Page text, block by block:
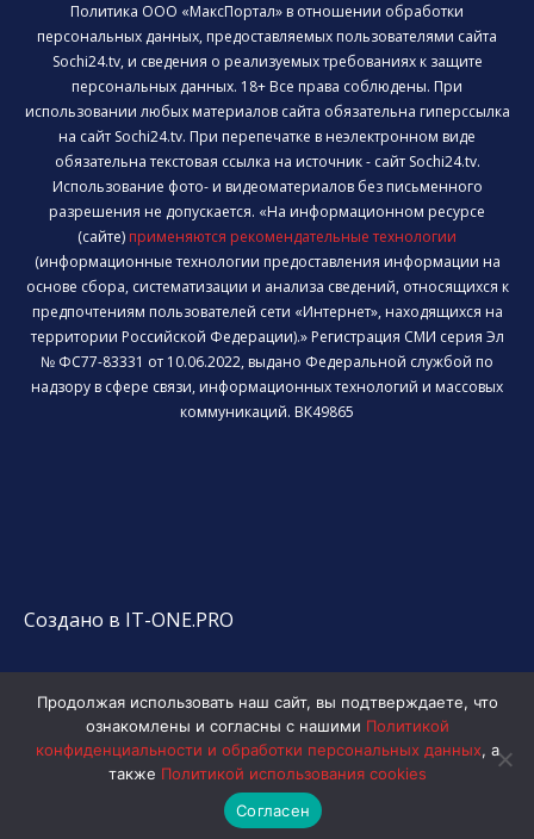
Политика ООО «МаксПортал» в отношении обработки
персональных данных, предоставляемых пользователями сайта
Sochi24.tv, и сведения о реализуемых требованиях к защите
персональных данных. 18+ Все права соблюдены. При
использовании любых материалов сайта обязательна гиперссылка
на сайт Sochi24.tv. При перепечатке в неэлектронном виде
обязательна текстовая ссылка на источник - сайт Sochi24.tv.
Использование фото- и видеоматериалов без письменного
разрешения не допускается. «На информационном ресурсе
(сайте) применяются рекомендательные технологии
(информационные технологии предоставления информации на
основе сбора, систематизации и анализа сведений, относящихся к
предпочтениям пользователей сети «Интернет», находящихся на
территории Российской Федерации).» Регистрация СМИ серия Эл
№ ФС77-83331 от 10.06.2022, выдано Федеральной службой по
надзору в сфере связи, информационных технологий и массовых
коммуникаций. ВК49865
Создано в IT-ONE.PRO
Продолжая использовать наш сайт, вы подтверждаете, что
ознакомлены и согласны с нашими Политикой
конфиденциальности и обработки персональных данных, а
также Политикой использования cookies
Согласен